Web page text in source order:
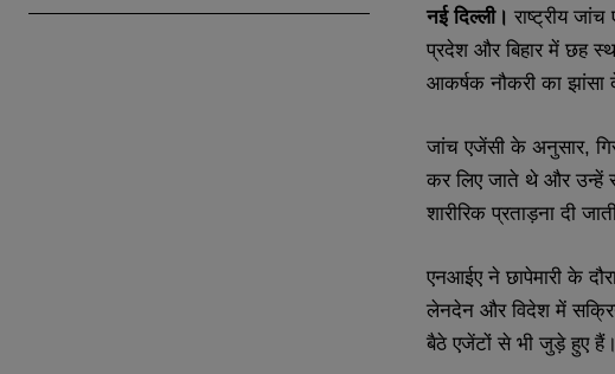
N
e
*
E
m
a
iN
m
b
e
r
s
N
e
*
E
m
a
iN
m
b
e
r
s
नई दिल्ली। राष्ट्रीय
प्रदेश और बिहार में छह
आकर्षक नौकरी का झांसा
जांच एजेंसी के अनुसार,
कर लिए जाते थे और उन्हें
शारीरिक प्रताड़ना दी
एनआईए ने छापेमारी के
लेनदेन और विदेश में
बैठे एजेंटों से भी जुड़े हुए हैं।